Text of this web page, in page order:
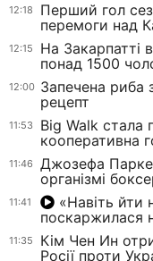
12:18
Перший гол
перемоги над
12:15
На Закарпатті
понад 1500
12:00 Запечена риба
рецепт
11:53
Big Walk
кооперативна
11:46
Джозефа
організмі
11:41
«Навіть йти
поскаржилася
11:35
Кім Чен Ин
Росії проти